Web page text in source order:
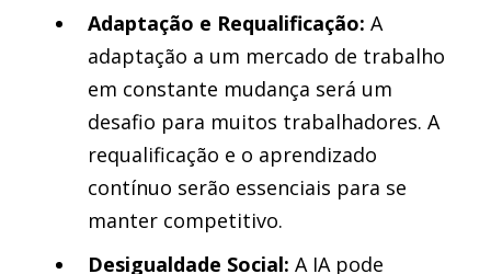
Adaptação e Requalificação: A
adaptação a um mercado de trabalho
em constante mudança será um
desafio para muitos trabalhadores. A
requalificação e o aprendizado
contínuo serão essenciais para se
manter competitivo.
Desigualdade Social: A IA pode